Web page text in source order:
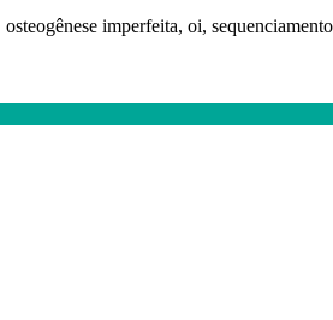
imperfeita, oi,